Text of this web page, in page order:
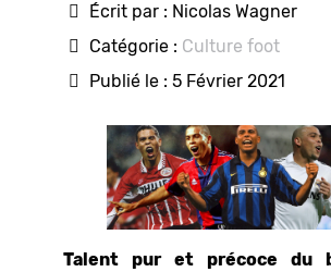
Écrit par : Nicolas Wagner
Catégorie : Culture foot
Publié le : 5 Février 2021
Talent pur et précoce du